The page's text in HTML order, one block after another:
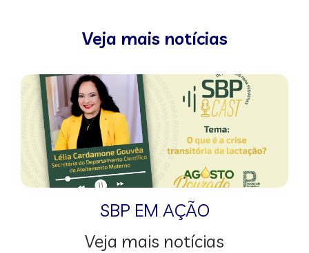
Veja mais notícias
SBP EM AÇÃO
Veja mais notícias